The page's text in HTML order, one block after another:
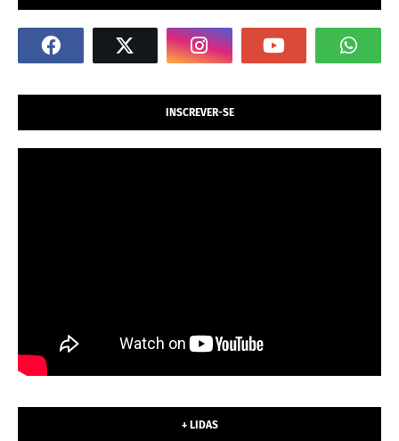
INSCREVER-SE
+ LIDAS